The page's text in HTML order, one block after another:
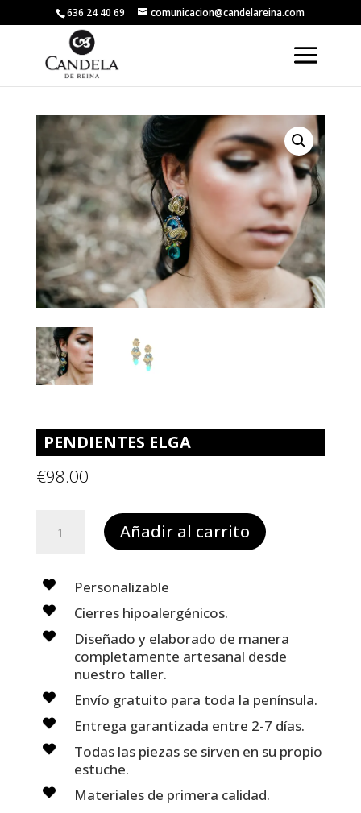
636 24 40 69 comunicacion@candelareina.com
PENDIENTES ELGA
€98.00
ELGA
Añadir al carrito
Personalizable
Cierres hipoalergénicos.
Diseñado y elaborado de manera
completamente artesanal desde
nuestro taller.
Envío gratuito para toda la península.
Entrega garantizada entre 2-7 días.
Todas las piezas se sirven en su propio
estuche.
Materiales de primera calidad.